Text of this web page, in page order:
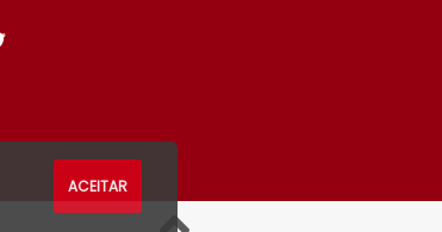
ACEITAR